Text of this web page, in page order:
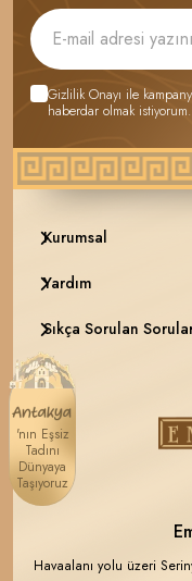
Gizlilik Onayı ile
haberdar olmak istiyorum.
Kurumsal
Yardım
Sıkça Sorulan
Havaalanı yolu üzeri
'nın Eşsiz
Tadını
Dünyaya
Taşıyoruz